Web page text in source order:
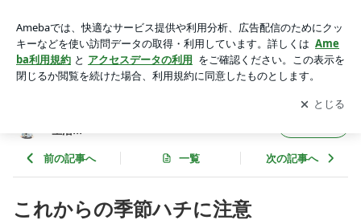
art で enjoy生活!!!～
アプリをダウンロードして ブログの更新通知
を受け取りまし
ょう。
開く
生活!!!～
前の記事へ 一覧 次の記事へ
これからの季節ハチに注意